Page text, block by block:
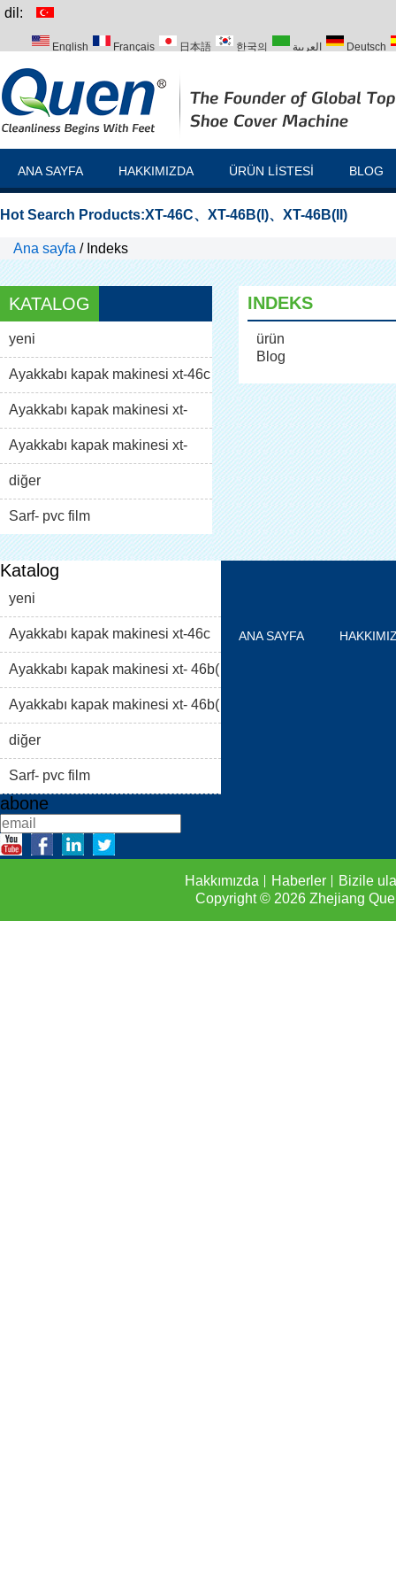
dil:
English Français 日本語 한국의 العربية Deutsch
ANA SAYFA HAKKIMIZDA ÜRÜN LISTESI BLOG
Hot Search Products:XT-46C、 XT-46B(I)、 XT-46B(II)
Ana sayfa / Indeks
KATALOG
yeni
Ayakkabı kapak makinesi xt-46c
Ayakkabı kapak makinesi xt-
46b( i)
Ayakkabı kapak makinesi xt-
46b( ii)
diğer
Sarf- pvc film
INDEKS
ürün
Blog
Katalog
yeni
Ayakkabı kapak makinesi xt-46c
Ayakkabı kapak makinesi xt- 46b(
Ayakkabı kapak makinesi xt- 46b(
ii)diğer
Sarf- pvc film
abone
ANA SAYFA
Hakkımızda Haberler
Bizile
Copyright © 2026Zhejiang